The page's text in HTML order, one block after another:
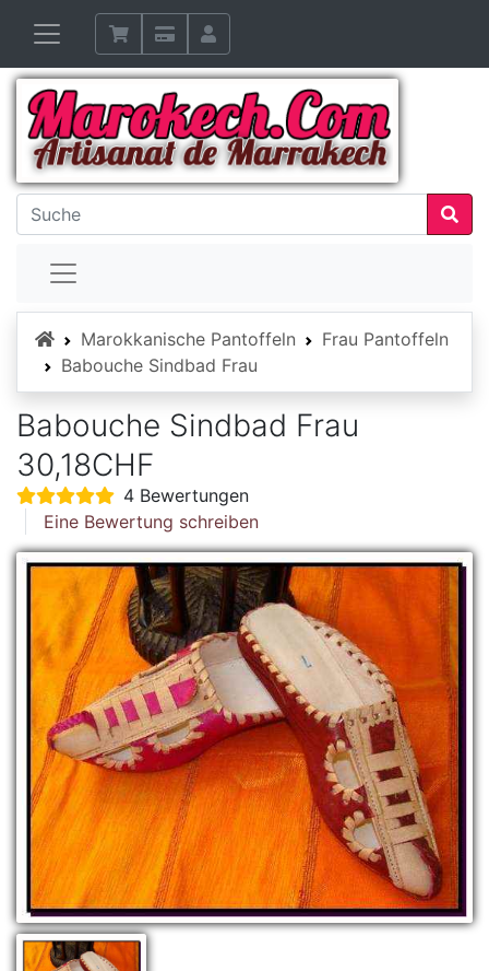
Startseite
Marokkanische Pantoffeln
Frau Pantoffeln
Babouche Sindbad Frau
Babouche Sindbad Frau
30,18CHF
4 Bewertungen
Eine Bewertung schreiben